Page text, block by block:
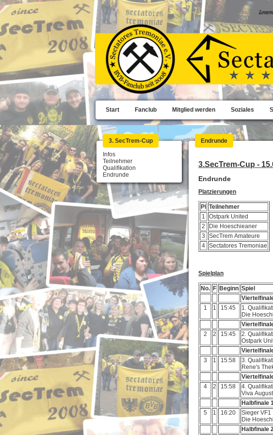
Start Fanclub Mitglied werden Soziales
3. SecTrem-Cup
Infos
Teilnehmer
Qualifikation
Endrunde
Endrunde
3.SecTrem-Cup -
Endrunde
Platzierungen
Pl
Teilnehmer
1
Ostpark United
2
Die Hoeschieaner
3
SecTrem Amateure
4 Sectatores Tremoniae
Spielplan
No. F Beginn Spiel
1
1 15:45
1.
Die
2
2 15:45
2.
Ostpark
3
1 15:58
3.
Rene's
4
2 15:58
4.
Viva
Halbfinale
5
1 16:20
Sieger VF1
Die
Halbfinale